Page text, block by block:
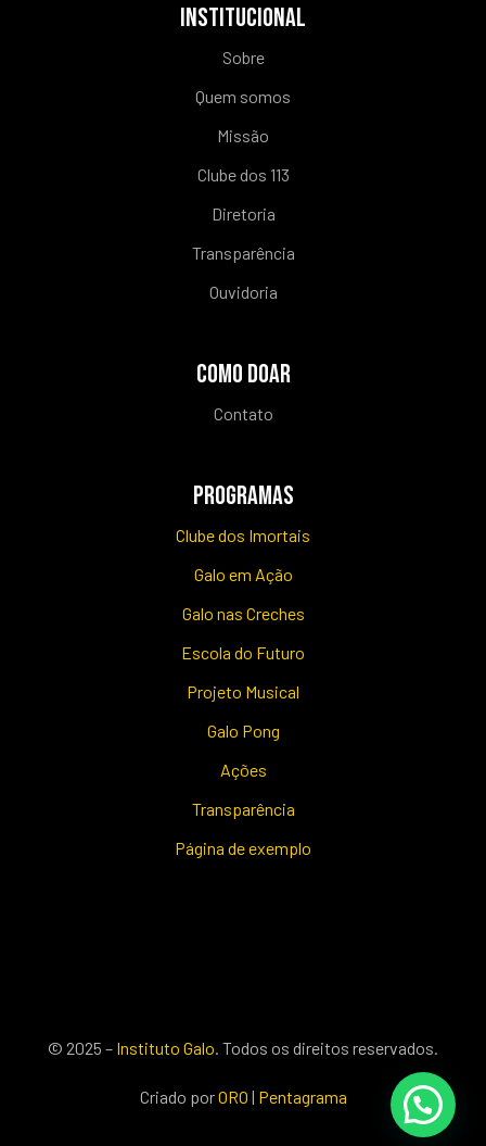
INSTITUCIONAL
Sobre
Quem somos
Missão
Clube dos 113
Diretoria
Transparência
Ouvidoria
COMO DOAR
Contato
PROGRAMAS
Clube dos Imortais
Galo em Ação
Galo nas Creches
Escola do Futuro
Projeto Musical
Galo Pong
Ações
Transparência
Página de exemplo
© 2025 – Instituto Galo. Todos os direitos reservados.
Criado porORO | Pentagrama